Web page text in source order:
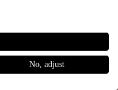
No, adjust